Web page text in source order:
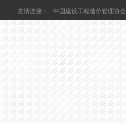
友情连接： 中国建设工程造价管理协会